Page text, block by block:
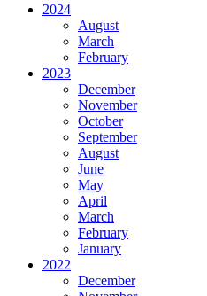
2024
August
March
February
2023
December
November
October
September
August
June
May
April
March
February
January
2022
December